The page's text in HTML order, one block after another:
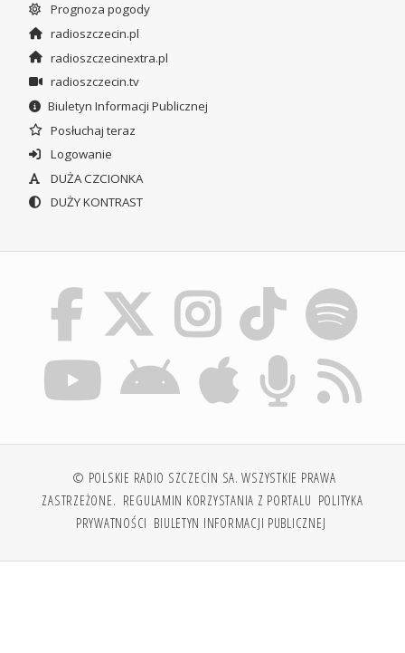
Prognoza pogody
radioszczecin.pl
radioszczecinextra.pl
radioszczecin.tv
Biuletyn Informacji Publicznej
Posłuchaj teraz
Logowanie
DUŻA CZCIONKA
DUŻY KONTRAST
© POLSKIE RADIO SZCZECIN SA. WSZYSTKIE PRAWA
ZASTRZEŻONE. REGULAMIN KORZYSTANIA Z PORTALU POLITYKA
PRYWATNOŚCI BIULETYN INFORMACJI PUBLICZNEJ